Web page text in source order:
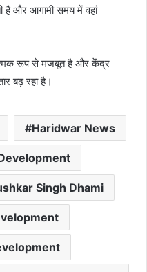
है और आगामी समय में वहां
रूप से मजबूत है और केंद्र
बढ़ रहा है।
Haridwar News
Singh Dhami